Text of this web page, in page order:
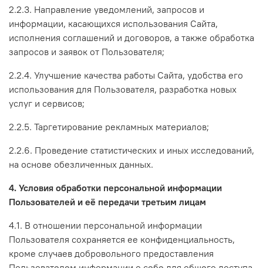
2.2.3. Направление уведомлений, запросов и
информации, касающихся использования Сайта,
исполнения соглашений и договоров, а также обработка
запросов и заявок от Пользователя;
2.2.4. Улучшение качества работы Сайта, удобства его
использования для Пользователя, разработка новых
услуг и сервисов;
2.2.5. Таргетирование рекламных материалов;
2.2.6. Проведение статистических и иных исследований,
на основе обезличенных данных.
4. Условия обработки персональной информации
Пользователей и её передачи третьим лицам
4.1. В отношении персональной информации
Пользователя сохраняется ее конфиденциальность,
кроме случаев добровольного предоставления